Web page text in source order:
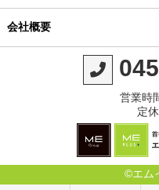
会社概要
営業時
定
©エム